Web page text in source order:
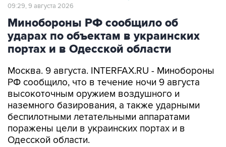
09:29, 9 августа 2026
Минобороны РФ сообщило об
ударах по объектам в украинских
портах и в Одесской области
Москва. 9 августа. INTERFAX.RU - Минобороны
РФ сообщило, что в течение ночи 9 августа
высокоточным оружием воздушного и
наземного базирования, а также ударными
беспилотными летательными аппаратами
поражены цели в украинских портах и в
Одесской области.